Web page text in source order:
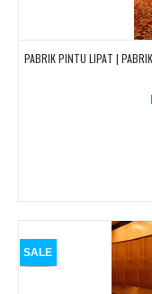
PABRIK PINTU LIPAT |
SALE